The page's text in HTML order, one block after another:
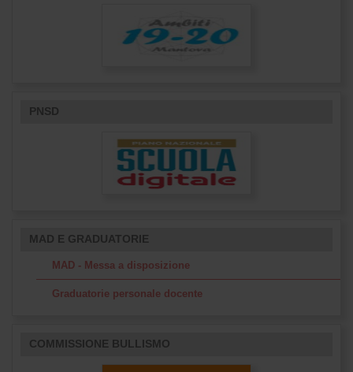
PNSD
MAD E GRADUATORIE
MAD - Messa a disposizione
Graduatorie personale docente
COMMISSIONE BULLISMO